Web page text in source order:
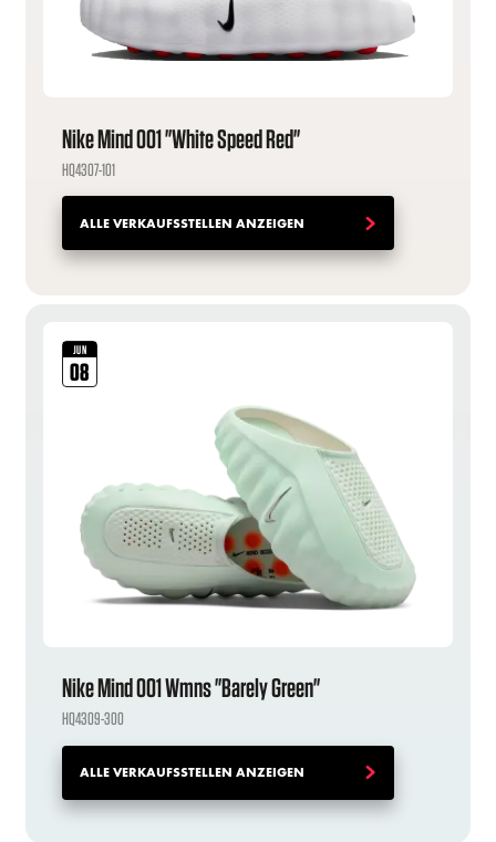
Nike Mind 001 "White Speed Red"
HQ4307-101
ALLE VERKAUFSSTELLEN ANZEIGEN
JUN
08
Nike Mind 001 Wmns "Barely Green"
HQ4309-300
ALLE VERKAUFSSTELLEN ANZEIGEN